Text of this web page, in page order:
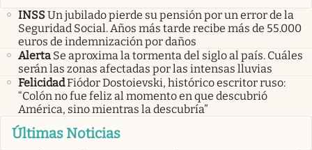
INSSUn jubilado pierde su pensión por un error de la
Seguridad Social. Años más tarde recibe más de 55.000
euros de indemnización por daños
Alerta Se aproxima la tormenta del siglo al país. Cuáles
serán las zonas afectadas por las intensas lluvias
FelicidadFiódor Dostoievski, histórico escritor ruso:
“Colón no fue feliz al momento en que descubrió
América, sino mientras la descubría”
Últimas Noticias